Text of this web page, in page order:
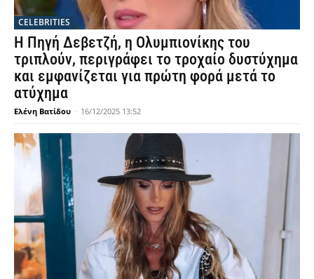
CELEBRITIES
Η Πηγή Δεβετζή, η Ολυμπιονίκης του
τριπλούν, περιγράφει το τροχαίο δυστύχημα
και εμφανίζεται για πρώτη φορά μετά το
ατύχημα
Ελένη Βατίδου - 16/12/2025 13:52